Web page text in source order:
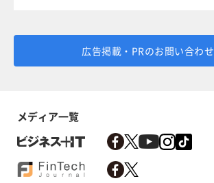
広告掲載・PRのお問い合わせ
メディア一覧